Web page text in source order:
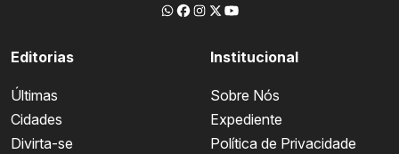
Editorias
Últimas
Cidades
Divirta-se
Institucional
Sobre Nós
Expediente
Política de Privacidade